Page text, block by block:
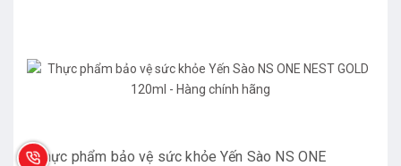
Thực phẩm bảo vệ sức khỏe Yến Sào NS ONE